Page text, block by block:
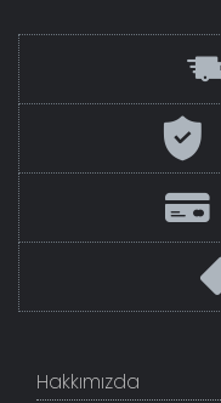
Hakkımızda